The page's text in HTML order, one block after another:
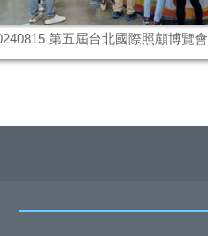
第五屆台北國際照顧博覽會